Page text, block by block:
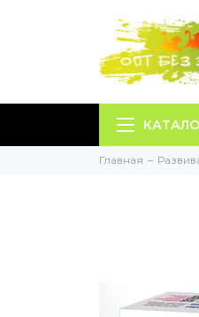
Главная